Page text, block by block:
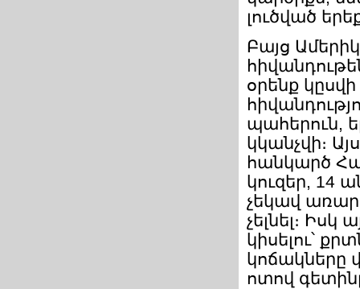
լուծված
Բայց
օրենք
պահերուն,
կկանչվի։
հանկարծ
կուզեր, 14
չեկավ
չելնել։ Իսկ
կիսելու՝
կոճակները
ոտով